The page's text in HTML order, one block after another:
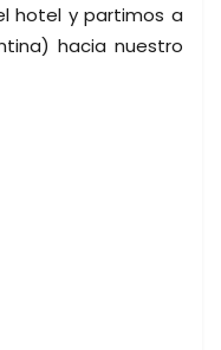
hotel y partimos a
hacia nuestro